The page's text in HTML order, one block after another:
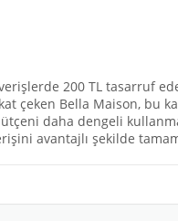
200 TL tasarruf
çeken Bella Maison, bu
daha dengeli
avantajlı şekilde